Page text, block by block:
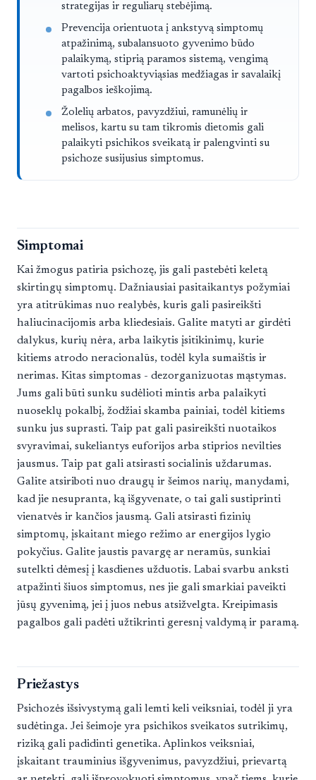
strategijas ir reguliarų stebėjimą.
Prevencija orientuota į ankstyvą simptomų
atpažinimą, subalansuoto gyvenimo būdo
palaikymą, stiprią paramos sistemą, vengimą
vartoti psichoaktyviąsias medžiagas ir savalaikį
pagalbos ieškojimą.
Žolelių arbatos, pavyzdžiui, ramunėlių ir
melisos, kartu su tam tikromis dietomis gali
palaikyti psichikos sveikatą ir palengvinti su
psichoze susijusius simptomus.
Simptomai
Kai žmogus patiria psichozę, jis gali pastebėti keletą
skirtingų simptomų. Dažniausiai pasitaikantys požymiai
yra atitrūkimas nuo realybės, kuris gali pasireikšti
haliucinacijomis arba kliedesiais. Galite matyti ar girdėti
dalykus, kurių nėra, arba laikytis įsitikinimų, kurie
kitiems atrodo neracionalūs, todėl kyla sumaištis ir
nerimas. Kitas simptomas - dezorganizuotas mąstymas.
Jums gali būti sunku sudėlioti mintis arba palaikyti
nuoseklų pokalbį, žodžiai skamba painiai, todėl kitiems
sunku jus suprasti. Taip pat gali pasireikšti nuotaikos
svyravimai, sukeliantys euforijos arba stiprios nevilties
jausmus. Taip pat gali atsirasti socialinis uždarumas.
Galite atsiriboti nuo draugų ir šeimos narių, manydami,
kad jie nesupranta, ką išgyvenate, o tai gali sustiprinti
vienatvės ir kančios jausmą. Gali atsirasti fizinių
simptomų, įskaitant miego režimo ar energijos lygio
pokyčius. Galite jaustis pavargę ar neramūs, sunkiai
sutelkti dėmesį į kasdienes užduotis. Labai svarbu anksti
atpažinti šiuos simptomus, nes jie gali smarkiai paveikti
jūsų gyvenimą, jei į juos nebus atsižvelgta. Kreipimasis
pagalbos gali padėti užtikrinti geresnį valdymą ir paramą.
Priežastys
Psichozės išsivystymą gali lemti keli veiksniai, todėl ji yra
sudėtinga. Jei šeimoje yra psichikos sveikatos sutrikimų,
riziką gali padidinti genetika. Aplinkos veiksniai,
įskaitant trauminius išgyvenimus, pavyzdžiui, prievartą